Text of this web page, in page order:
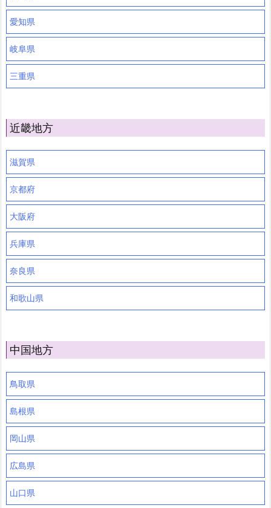
愛知県
岐阜県
三重県
近畿地方
滋賀県
京都府
大阪府
兵庫県
奈良県
和歌山県
中国地方
鳥取県
島根県
岡山県
広島県
山口県